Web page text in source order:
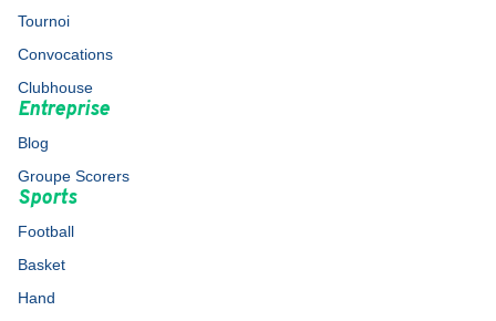
Tournoi
Convocations
Clubhouse
Entreprise
Blog
Groupe Scorers
Sports
Football
Basket
Hand